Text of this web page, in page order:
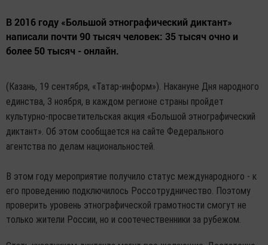
В 2016 году «Большой этнографический диктант»
написали почти 90 тысяч человек: 35 тысяч очно и
более 50 тысяч - онлайн.
(Казань, 19 сентября, «Татар-информ»). Накануне Дня народного
единства, 3 ноября, в каждом регионе страны пройдет
культурно-просветительская акция «Большой этнографический
диктант». Об этом сообщается на сайте Федерального
агентства по делам национальностей.
В этом году мероприятие получило статус международного - к
его проведению подключилось Россотрудничество. Поэтому
проверить уровень этнографической грамотности смогут не
только жители России, но и соотечественники за рубежом.